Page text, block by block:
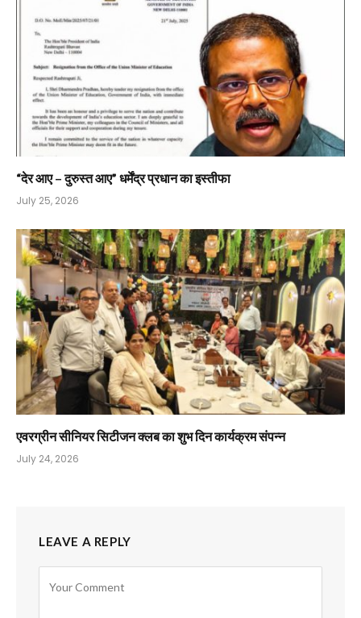
“देर आए – दुरुस्त आए” धर्मेंद्र प्रधान का इस्तीफा
July 25, 2026
एवरग्रीन सीनियर सिटीजन क्लब का शुभ दिन कार्यक्रम संपन्न
July 24, 2026
LEAVE A REPLY